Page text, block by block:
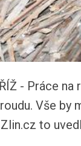
- Práce
Vše by
to